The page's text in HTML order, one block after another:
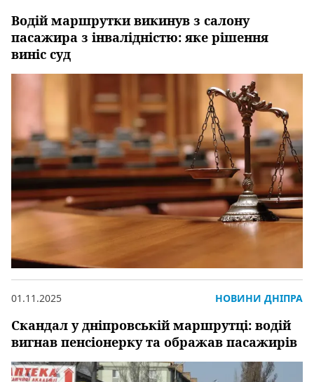
Водій маршрутки викинув з салону
пасажира з інвалідністю: яке рішення
виніс суд
Скандал у дніпровській маршрутці: водій
вигнав пенсіонерку та ображав пасажирів
01.11.2025 НОВИНИ ДНІПРА